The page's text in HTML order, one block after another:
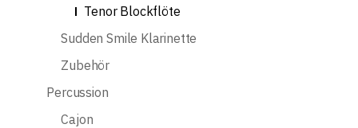
Tenor Blockflöte
Sudden Smile Klarinette
Zubehör
Percussion
Cajon